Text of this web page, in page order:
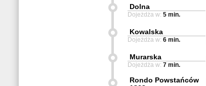
Dolna
Dojeżdża w: 5 min.
Kowalska
Dojeżdża w: 6 min.
Murarska
Dojeżdża w: 7 min.
Rondo Powstańców